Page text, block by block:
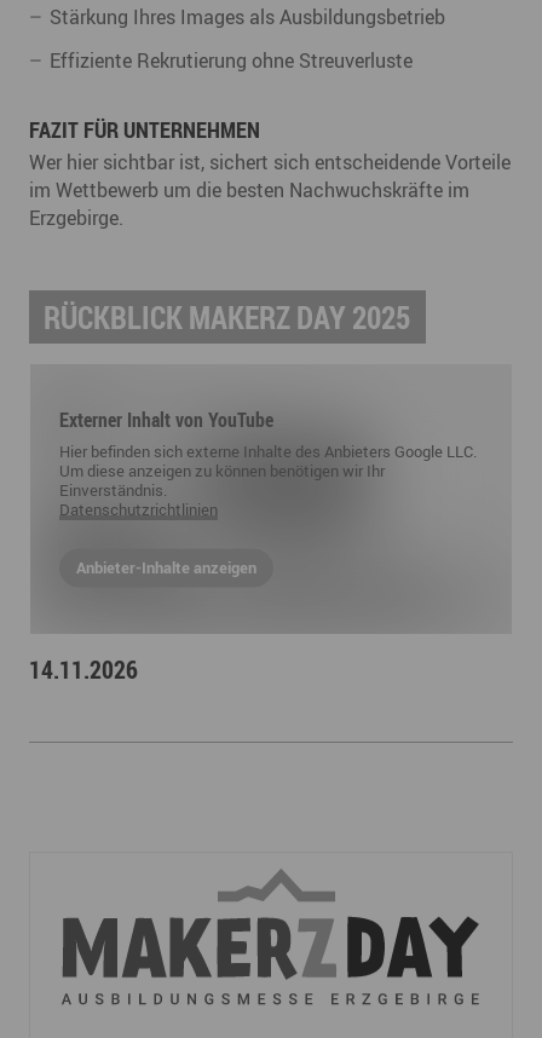
Stärkung Ihres Images als Ausbildungsbetrieb
Effiziente Rekrutierung ohne Streuverluste
FAZIT FÜR UNTERNEHMEN
Wer hier sichtbar ist, sichert sich entscheidende Vorteile
im Wettbewerb um die besten Nachwuchskräfte im
Erzgebirge.
RÜCKBLICK MAKERZ DAY 2025
Externer Inhalt von YouTube
Hier befinden sich externe Inhalte des Anbieters Google LLC.
Um diese anzeigen zu können benötigen wir Ihr
Einverständnis.
Datenschutzrichtlinien
Anbieter-Inhalte anzeigen
14.11.2026